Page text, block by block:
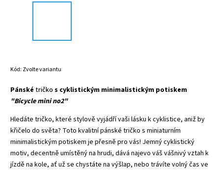
Kód: Zvolte variantu
Pánské tričko s cyklistickým minimalistickým potiskem
"Bicycle mini no2"
Hledáte tričko, které stylově vyjádří vaši lásku k cyklistice, aniž by
křičelo do světa? Toto kvalitní pánské tričko s miniaturním
minimalistickým potiskem je přesně pro vás! Jemný cyklistický
motiv, decentně umístěný na hrudi, dává najevo váš vášnivý vztah k
jízdě na kole, ať už se chystáte na výšlap, nebo trávíte volný čas ve